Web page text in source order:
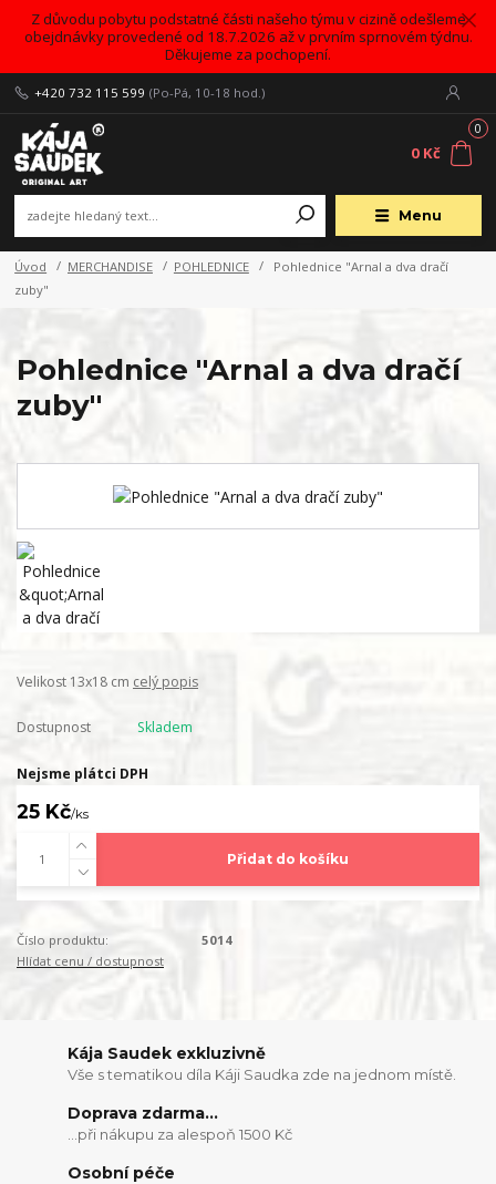
Z důvodu pobytu podstatné části našeho týmu v cizině odešleme
obejdnávky provedené od 18.7.2026 až v prvním sprnovém týdnu.
Děkujeme za pochopení.
Menu
+420 732 115 599 (Po-Pá, 10-18 hod.)
0
0 Kč
Úvod MERCHANDISE POHLEDNICE
Pohlednice "Arnal a dva dračí
zuby"
Pohlednice "Arnal a dva dračí
zuby"
Velikost 13x18 cm celý popis
Dostupnost Skladem
Nejsme plátci DPH
25 Kč/ks
Přidat do košíku
Číslo produktu:
5014
Hlídat cenu / dostupnost
Kája Saudek exkluzivně
Vše s tematikou díla Káji Saudka zde na jednom místě.
Doprava zdarma...
...při nákupu za alespoň 1500 Kč
Osobní péče